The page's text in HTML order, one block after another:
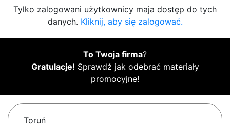
Tylko zalogowani użytkownicy maja dostęp do tych
danych. Kliknij, aby się zalogować.
To Twoja firma?
Gratulacje! Sprawdź jak odebrać materiały
promocyjne!
Toruń